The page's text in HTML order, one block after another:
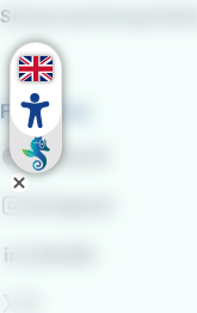
School and Group Visits
Follow us
Facebook